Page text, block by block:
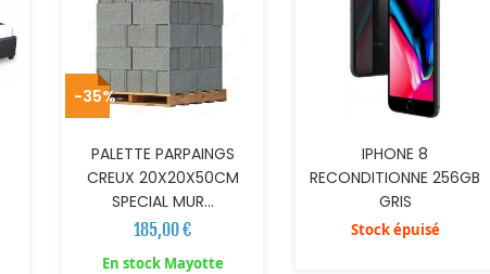
PALETTE PARPAINGS
CREUX 20X20X50CM
SPECIAL MUR...
185,00 €
En stock Mayotte
IPHONE 8
RECONDITIONNE 256GB
GRIS
Stock épuisé
-35%
AJOUTER AU PANIER